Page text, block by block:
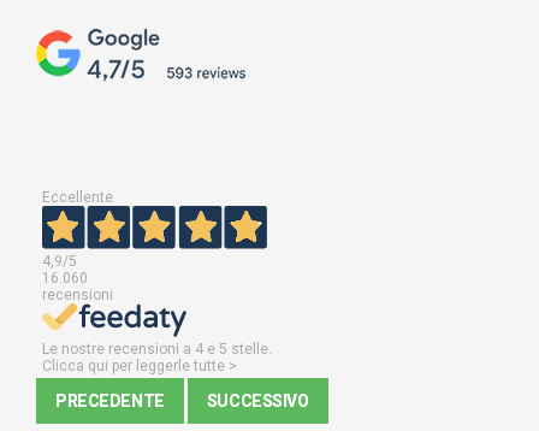
Eccellente
4,9/5
16.060
recensioni
Le nostre recensioni a 4 e 5 stelle.
Clicca qui per leggerle tutte >
PRECEDENTE SUCCESSIVO